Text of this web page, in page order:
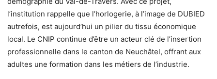
l’institution rappelle que l’horlogerie, à l’image de DUBIED
autrefois, est aujourd’hui un pilier du tissu économique
local. Le CNIP continue d’être un acteur clé de l’insertion
professionnelle dans le canton de Neuchâtel, offrant aux
adultes une formation dans les métiers de l’industrie.